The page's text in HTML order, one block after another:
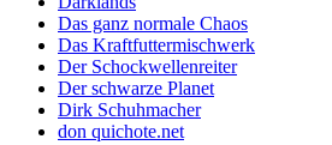
Das ganz normale Chaos
Das Kraftfuttermischwerk
Der Schockwellenreiter
Der schwarze Planet
Dirk Schuhmacher
don quichote.net